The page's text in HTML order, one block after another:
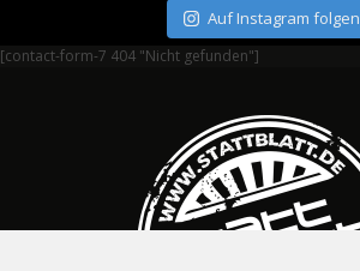
Auf Instagram folgen
[contact-form-7 404 "Nicht gefunden"]